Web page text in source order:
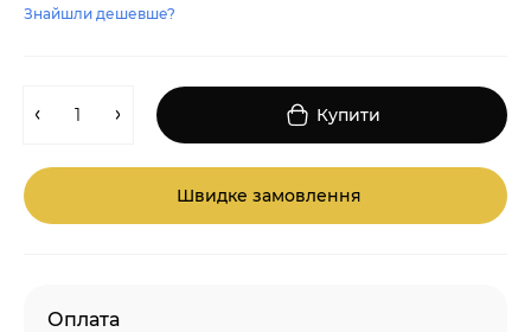
Знайшли дешевше?
Купити
Швидке замовлення
Оплата